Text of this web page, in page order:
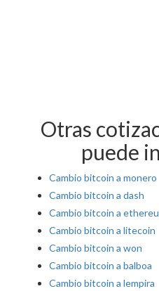
Otras
puede
Cambio bitcoin a monero
Cambio bitcoin a dash
Cambio bitcoin a
Cambio bitcoin a litecoin
Cambio bitcoin a won
Cambio bitcoin a balboa
Cambio bitcoin a lempira